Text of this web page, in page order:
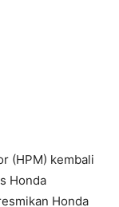
(HPM) kembali
Honda
Honda